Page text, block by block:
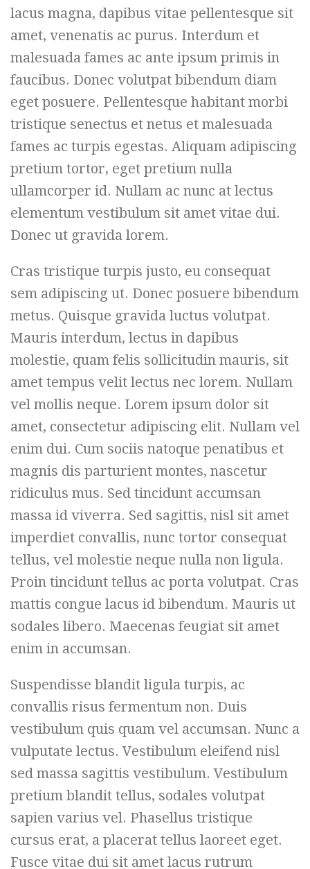
lacus magna, dapibus vitae pellentesque sit
amet, venenatis ac purus. Interdum et
malesuada fames ac ante ipsum primis in
faucibus. Donec volutpat bibendum diam
eget posuere. Pellentesque habitant morbi
tristique senectus et netus et malesuada
fames ac turpis egestas. Aliquam adipiscing
pretium tortor, eget pretium nulla
ullamcorper id. Nullam ac nunc at lectus
elementum vestibulum sit amet vitae dui.
Donec ut gravida lorem.
Cras tristique turpis justo, eu consequat
sem adipiscing ut. Donec posuere bibendum
metus. Quisque gravida luctus volutpat.
Mauris interdum, lectus in dapibus
molestie, quam felis sollicitudin mauris, sit
amet tempus velit lectus nec lorem. Nullam
vel mollis neque. Lorem ipsum dolor sit
amet, consectetur adipiscing elit. Nullam vel
enim dui. Cum sociis natoque penatibus et
magnis dis parturient montes, nascetur
ridiculus mus. Sed tincidunt accumsan
massa id viverra. Sed sagittis, nisl sit amet
imperdiet convallis, nunc tortor consequat
tellus, vel molestie neque nulla non ligula.
Proin tincidunt tellus ac porta volutpat. Cras
mattis congue lacus id bibendum. Mauris ut
sodales libero. Maecenas feugiat sit amet
enim in accumsan.
Suspendisse blandit ligula turpis, ac
convallis risus fermentum non. Duis
vestibulum quis quam vel accumsan. Nunc a
vulputate lectus. Vestibulum eleifend nisl
sed massa sagittis vestibulum. Vestibulum
pretium blandit tellus, sodales volutpat
sapien varius vel. Phasellus tristique
cursus erat, a placerat tellus laoreet eget.
Fusce vitae dui sit amet lacus rutrum